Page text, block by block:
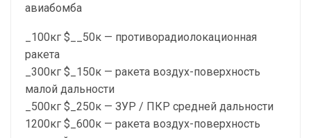
авиабомба
_100кг $__50к — противорадиолокационная
ракета
_300кг $_150к — ракета воздух-поверхность
малой дальности
_500кг $_250к — ЗУР / ПКР средней дальности
1200кг $_600к — ракета воздух-поверхность